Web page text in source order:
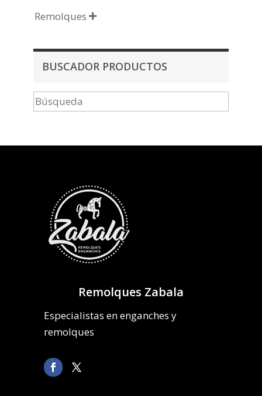
Remolques 
BUSCADOR PRODUCTOS
Remolques Zabala
Especialistas en enganches y
remolques